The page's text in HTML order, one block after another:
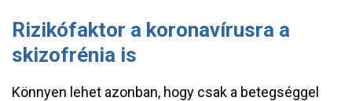
Rizikófaktor a koronavírusra a
skizofrénia is
Könnyen lehet azonban, hogy csak a betegséggel